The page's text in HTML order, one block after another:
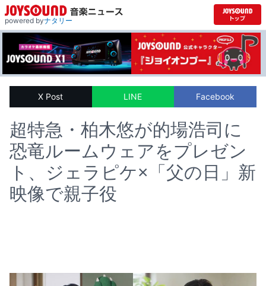
powered byナタリー
X Post LINE Facebook
超特急・柏木悠が的場浩司に
恐竜ルームウェアをプレゼン
ト、ジェラピケ×「父の日」新
映像で親子役